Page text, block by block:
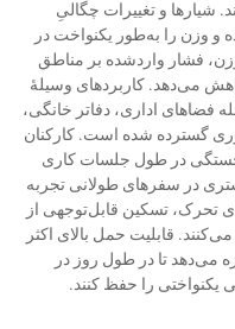
شیارها و تغییرات چگالیِ
و وزن را به‌طور یکنواخت در
فشار واردشده بر مناطق
می‌دهد. کاربردهای وسیلهٔ
فضاهای اداری، دفاتر خانگی،
گسترده شده است. کارکنان
خستگی در طول جلسات کاری
در سفرهای طولانی تجربه
تحرک، تسکین قابل‌توجهی از
قابلیت حمل بالای اکثر
می‌دهد تا در طول روز در
را حفظ کنند.